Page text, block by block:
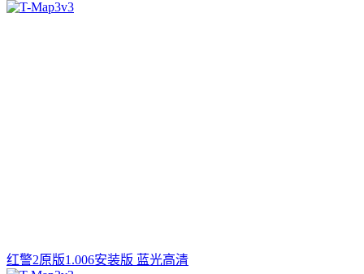
红警2原版1.006安装版 蓝光高清